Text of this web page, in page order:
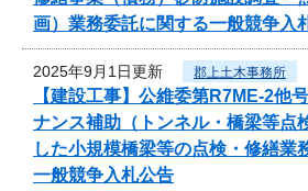
画）業務委託に関する一般競争入
2025年9月1日更新 郡上土木事務所
【建設工事】公維委第R7ME-2
ナンス補助（トンネル・橋梁等点
した小規模橋梁等の点検・修繕業
一般競争入札公告